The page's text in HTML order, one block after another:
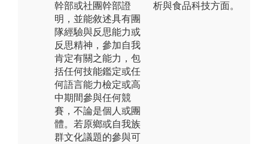
幹部或社團幹部證
明，並能敘述具有團
隊經驗與反思能力或
反思精神，參加自我
肯定有關之能力，包
括任何技能鑑定或任
何語言能力檢定或高
中期間參與任何競
賽，不論是個人或團
體。若原鄉或自我族
群文化議題的參與可
析與食品科技方面。